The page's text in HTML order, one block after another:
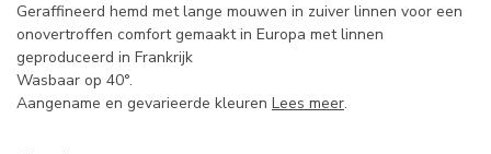
Geraffineerd hemd met lange mouwen in zuiver linnen voor een
onovertroffen comfort gemaakt in Europa met linnen
geproduceerd in Frankrijk
Wasbaar op 40°.
Aangename en gevarieerde kleuren Lees meer.